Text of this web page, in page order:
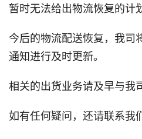
暂时无法给出物流恢复的计
今后的物流配送恢复，我司
通知进行及时更新。
相关的出货业务请及早与我
如有任何疑问，还请联系我